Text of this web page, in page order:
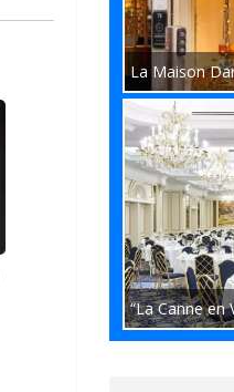
La Maison
“La Canne en